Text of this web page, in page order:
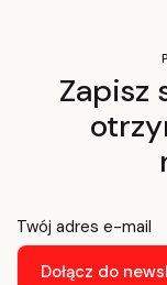
Zapisz
Twój adres e-mail
Dołącz do